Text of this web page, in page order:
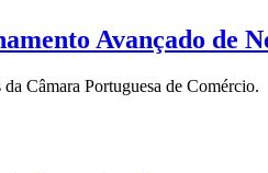
Avançado de
Câmara Portuguesa de Comércio.